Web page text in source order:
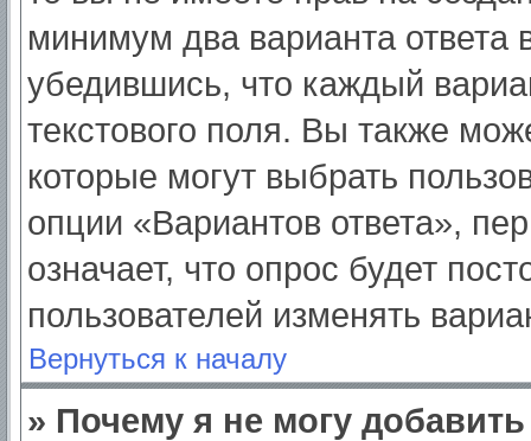
минимум два варианта ответа
убедившись, что каждый
текстового поля. Вы также
которые могут выбрать
опции «Вариантов ответа»,
означает, что опрос будет
пользователей изменять
Вернуться к началу
» Почему я не могу